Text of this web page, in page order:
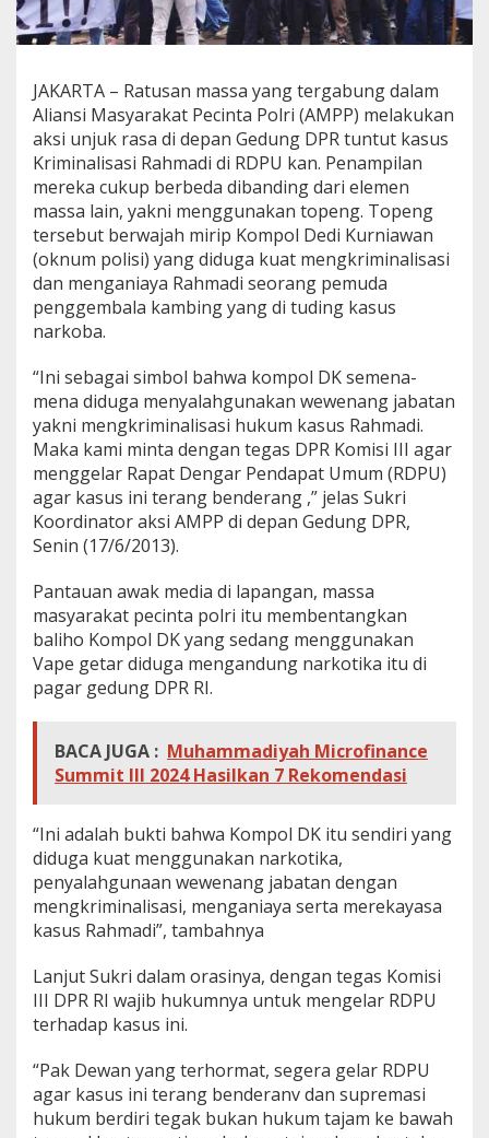
JAKARTA – Ratusan massa yang tergabung dalam
Aliansi Masyarakat Pecinta Polri (AMPP) melakukan
aksi unjuk rasa di depan Gedung DPR tuntut kasus
Kriminalisasi Rahmadi di RDPU kan. Penampilan
mereka cukup berbeda dibanding dari elemen
massa lain, yakni menggunakan topeng. Topeng
tersebut berwajah mirip Kompol Dedi Kurniawan
(oknum polisi) yang diduga kuat mengkriminalisasi
dan menganiaya Rahmadi seorang pemuda
penggembala kambing yang di tuding kasus
narkoba.
“Ini sebagai simbol bahwa kompol DK semena-
mena diduga menyalahgunakan wewenang jabatan
yakni mengkriminalisasi hukum kasus Rahmadi.
Maka kami minta dengan tegas DPR Komisi III agar
menggelar Rapat Dengar Pendapat Umum (RDPU)
agar kasus ini terang benderang ,” jelas Sukri
Koordinator aksi AMPP di depan Gedung DPR,
Senin (17/6/2013).
Pantauan awak media di lapangan, massa
masyarakat pecinta polri itu membentangkan
baliho Kompol DK yang sedang menggunakan
Vape getar diduga mengandung narkotika itu di
pagar gedung DPR RI.
BACA JUGA : Muhammadiyah Microfinance
Summit III 2024 Hasilkan 7 Rekomendasi
“Ini adalah bukti bahwa Kompol DK itu sendiri yang
diduga kuat menggunakan narkotika,
penyalahgunaan wewenang jabatan dengan
mengkriminalisasi, menganiaya serta merekayasa
kasus Rahmadi”, tambahnya
Lanjut Sukri dalam orasinya, dengan tegas Komisi
III DPR RI wajib hukumnya untuk mengelar RDPU
terhadap kasus ini.
“Pak Dewan yang terhormat, segera gelar RDPU
agar kasus ini terang benderanv dan supremasi
hukum berdiri tegak bukan hukum tajam ke bawah